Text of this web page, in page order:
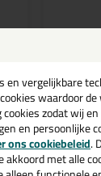
witte
en vergelijkbare
waardoor
zodat wij
en persoonlijke
ons cookiebeleid.
akkoord met alle